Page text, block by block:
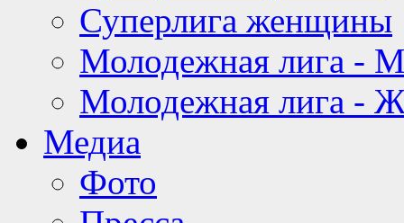
Суперлига женщины
Молодежная лига -
Молодежная лига -
Медиа
Фото